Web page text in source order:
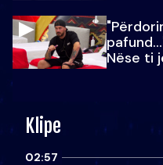
Nëse ti
Klipe
02:57